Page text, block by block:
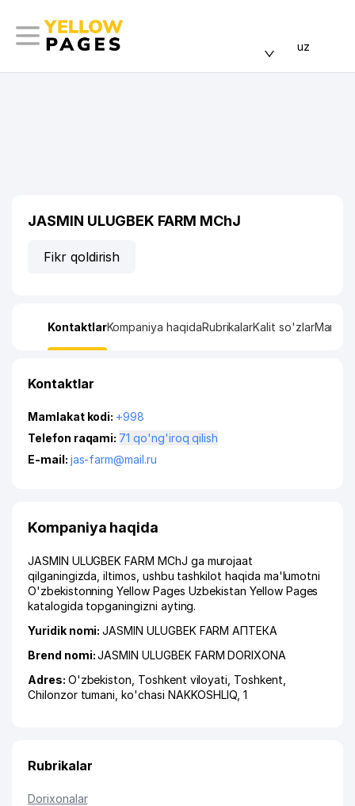
uz
JASMIN ULUGBEK FARM MChJ
Fikr qoldirish
KontaktlarKompaniya haqidaRubrikalarKalit so'zlarManzil
Kontaktlar
Mamlakat kodi: +998
Telefon raqami:
71 qo'ng'iroq qilish
E-mail: jas-farm@mail.ru
Kompaniya haqida
JASMIN ULUGBEK FARM MChJ ga murojaat
qilganingizda, iltimos, ushbu tashkilot haqida ma'lumotni
O'zbekistonning Yellow Pages Uzbekistan Yellow Pages
katalogida topganingizni ayting.
Yuridik nomi:JASMIN ULUGBEK FARM АПТЕКА
Brend nomi:JASMIN ULUGBEK FARM DORIXONA
Adres: O'zbekiston, Toshkent viloyati Toshkent
Chilonzor tumani ,ko'chasi NAKKOSHLIQ , 1
Rubrikalar
Dorixonalar